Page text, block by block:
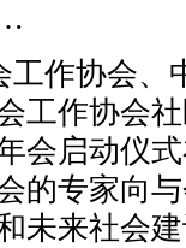
作协会、
工作协会
会启动仪
的专家向
未来社会